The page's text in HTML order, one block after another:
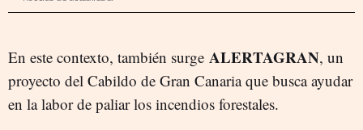
En este contexto, también surge ALERTAGRAN, un
proyecto del Cabildo de Gran Canaria que busca ayudar
en la labor de paliar los incendios forestales.